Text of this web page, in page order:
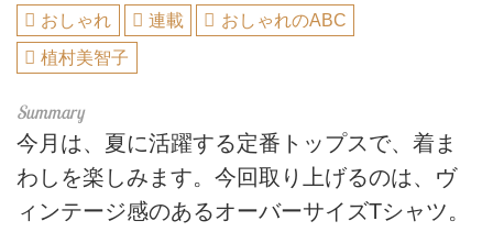
おしゃれ 連載
おしゃれのABC
植村美智子
今月は、夏に活躍する定番トップスで、着ま
わしを楽しみます。今回取り上げるのは、ヴ
ィンテージ感のあるオーバーサイズTシャツ。